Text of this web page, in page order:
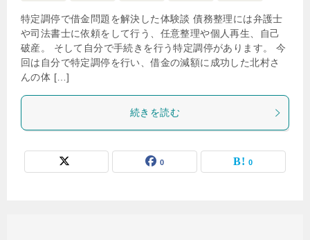
特定調停で借金問題を解決した体験談 債務整理には弁護士
や司法書士に依頼をして行う、任意整理や個人再生、自己
破産。 そして自分で手続きを行う特定調停があります。 今
回は自分で特定調停を行い、借金の減額に成功した北村さ
んの体 […]
続きを読む
0 0